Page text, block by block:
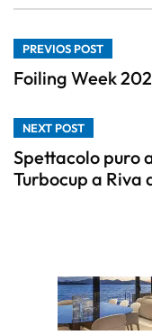
PREVIOS POST
Foiling Week
NEXT POST
Spettacolo puro
Turbocup a Riva